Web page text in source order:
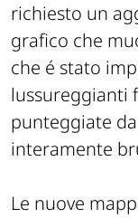
richiesto un
grafico che
che é stato
lussureggianti
punteggiate
interamente
Le nuove